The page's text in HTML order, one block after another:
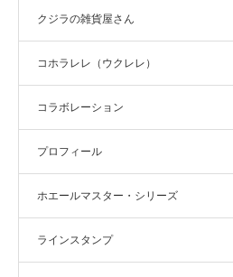
クジラの雑貨屋さん
コホラレレ（ウクレレ）
コラボレーション
プロフィール
ホエールマスター・シリーズ
ラインスタンプ